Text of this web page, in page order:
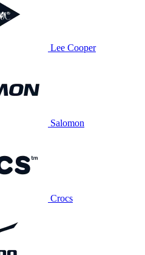
Lee Cooper
Salomon
Crocs